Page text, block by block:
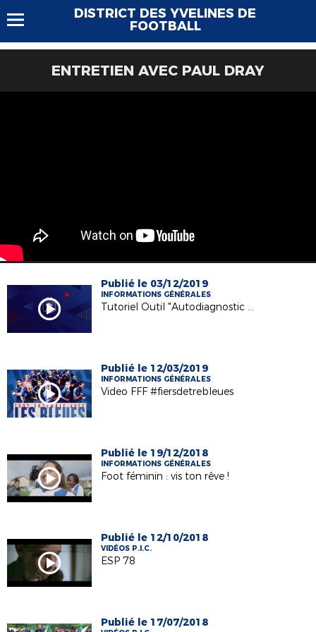
DISTRICT DES YVELINES DE
FOOTBALL
ENTRETIEN AVEC PAUL DRAY
Publié le 03/12/2019
INFORMATIONS GÉNÉRALES
Tutoriel Outil "Autodiagnostic Labels FFF"
Publié le 12/03/2019
INFORMATIONS GÉNÉRALES
Video FFF #fiersdetrebleues
Publié le 19/12/2018
INFORMATIONS GÉNÉRALES
Foot féminin : vis ton rêve !
Publié le 12/10/2018
VIDÉOS P.I.C.
ESP 78
Publié le 17/07/2018